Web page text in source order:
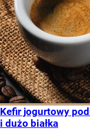
Kefir jogurtowy
i dużo białka